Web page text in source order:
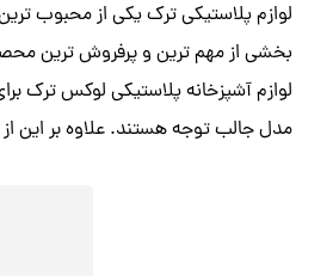
لوازم پلاستیکی ترک یکی از محبوب
بخشی از مهم ترین و پرفروش ترین
لوازم آشپزخانه پلاستیکی لوکس ترک
مدل جالب توجه هستند. علاوه بر این